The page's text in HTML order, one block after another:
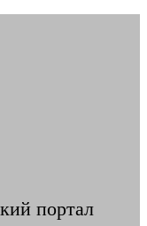
портал